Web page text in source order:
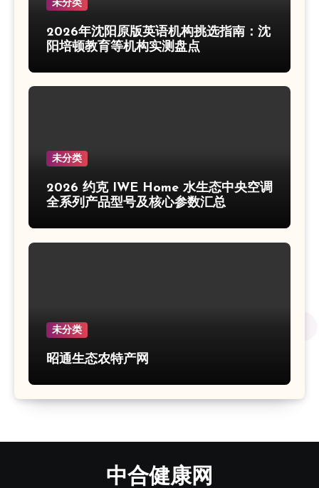
2026年沈阳原版英语机构挑选指南：沈
阳培顿教育等机构实测盘点
未分类
2026 约克 IWE Home 水生态中央空调
全系列产品型号及核心参数汇总
未分类
昭通生态农特产网
中合健康网